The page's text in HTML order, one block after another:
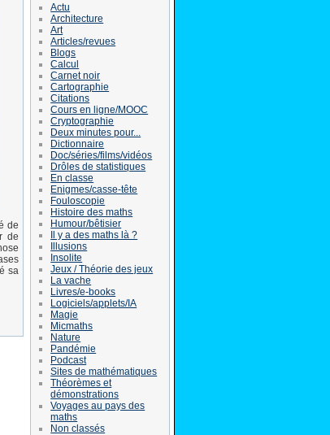
de
de
sa
Actu
Architecture
Art
Articles/revues
Blogs
Calcul
Carnet noir
Cartographie
Citations
Cours en ligne/MOOC
Cryptographie
Deux minutes pour...
Dictionnaire
Doc/séries/films/vidéos
Drôles de statistiques
En classe
Enigmes/casse-tête
Fouloscopie
Histoire des maths
Humour/bêtisier
Il y a des maths là ?
Illusions
Insolite
Jeux / Théorie des jeux
La vache
Livres/e-books
Logiciels/applets/IA
Magie
Micmaths
Nature
Pandémie
Podcast
Sites de mathématiques
Théorèmes et
démonstrations
Voyages au pays des
maths
Non classés